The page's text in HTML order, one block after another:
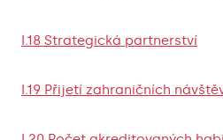
I.18 Strategická partnerství
I.19 Přijetí zahraničních